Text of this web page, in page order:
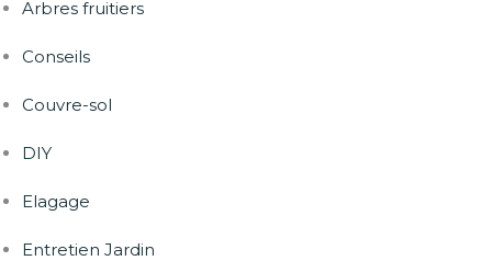
Arbres fruitiers
Conseils
Couvre-sol
DIY
Elagage
Entretien Jardin